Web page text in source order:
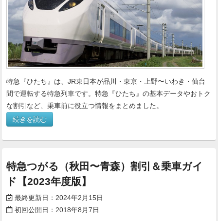
特急『ひたち』は、JR東日本が品川・東京・上野〜いわき・仙台
間で運転する特急列車です。特急『ひたち』の基本データやおトク
な割引など、乗車前に役立つ情報をまとめました。
続きを読む
特急つがる（秋田〜青森）割引＆乗車ガイ
ド【2023年度版】
最終更新日： 2024年2月15日
初回公開日： 2018年8月7日